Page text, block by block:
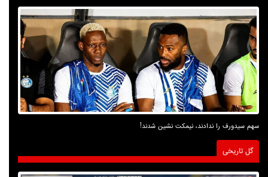
سهم سیدورف را ندادند، نیمکت نشین شدند!
گل تاریخی